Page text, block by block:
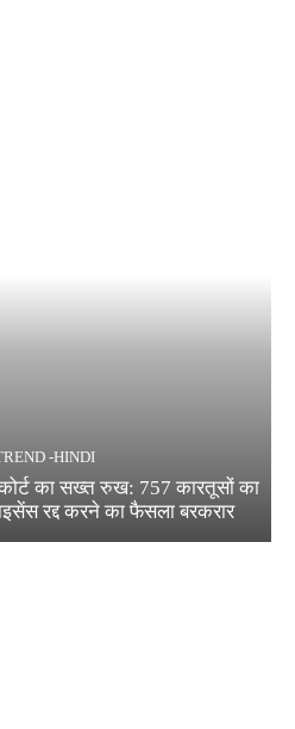
-HINDI
का सख्त रुख: 757 कारतूसों का
रद्द करने का फैसला बरकरार